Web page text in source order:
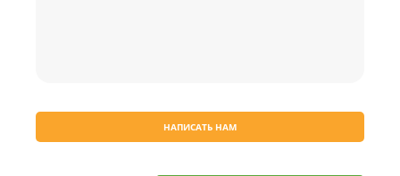
НАПИСАТЬ НАМ